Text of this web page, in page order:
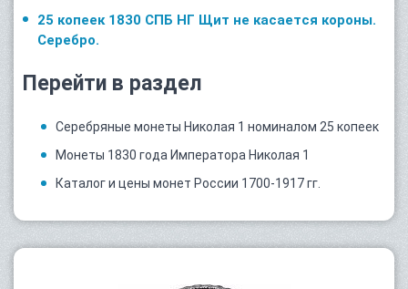
25 копеек 1830 СПБ НГ Щит не касается короны.
Серебро.
Перейти в раздел
Серебряные монеты Николая 1 номиналом 25 копеек
Монеты 1830 года Императора Николая 1
Каталог и цены монет России 1700-1917 гг.